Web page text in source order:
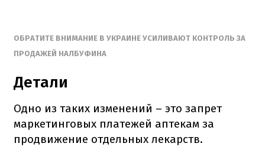
ОБРАТИТЕ ВНИМАНИЕ В УКРАИНЕ УСИЛИВАЮТ КОНТРОЛЬ ЗА
ПРОДАЖЕЙ НАЛБУФИНА
Детали
Одно из таких изменений – это запрет
маркетинговых платежей аптекам за
продвижение отдельных лекарств.